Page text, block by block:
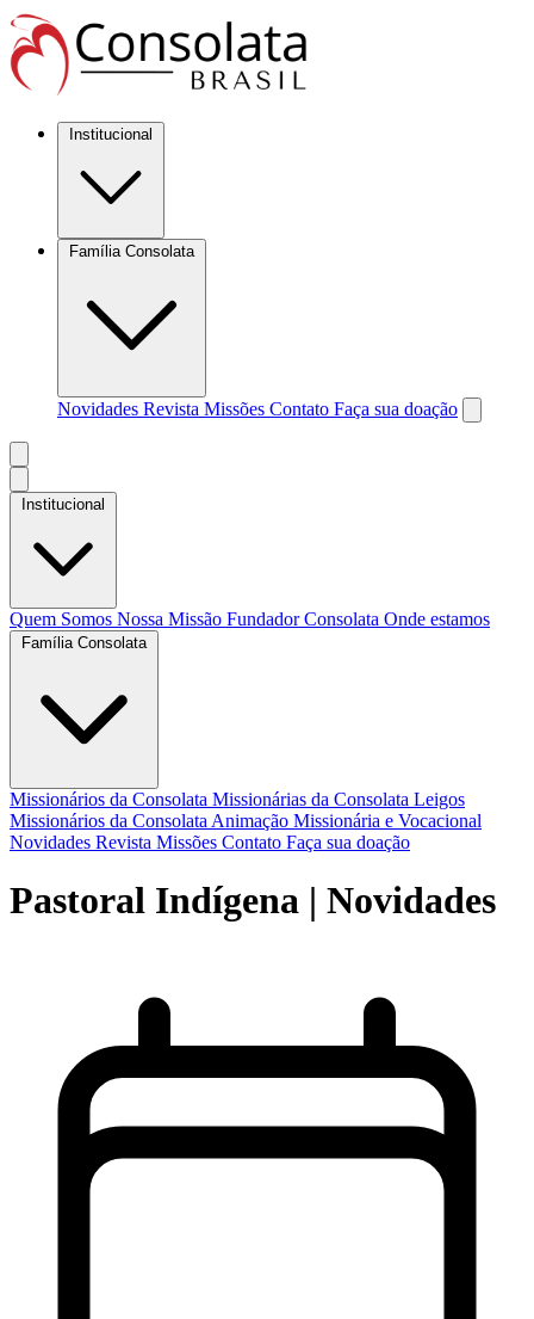
Institucional
Família Consolata
Novidades Revista Missões Contato Faça sua doação
Institucional
Quem Somos Nossa Missão FundadorConsolata Onde estamos
Família Consolata
Missionários da Consolata Missionárias da Consolata Leigos
Missionários da Consolata Animação Missionária e Vocacional
Novidades Revista Missões Contato Faça sua doação
Pastoral Indígena | Novidades